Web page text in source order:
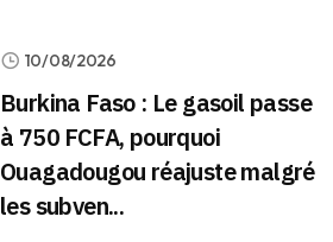
10/08/2026
Burkina Faso : Le gasoil passe
à 750 FCFA, pourquoi
Ouagadougou réajuste malgré
les subven...